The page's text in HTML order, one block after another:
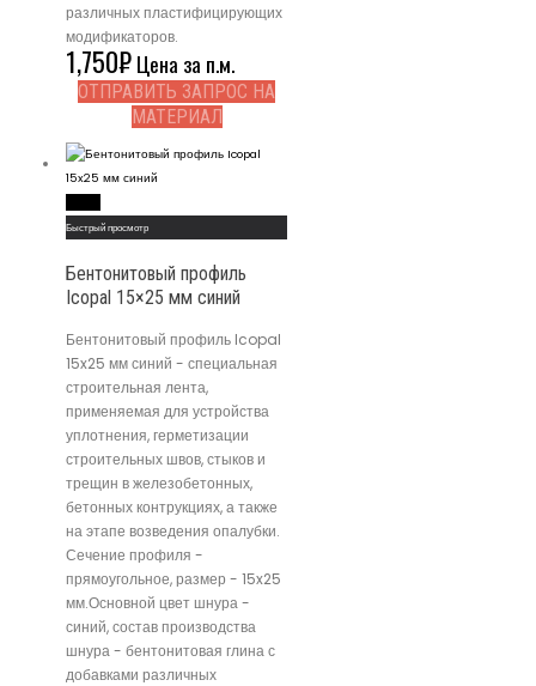
различных пластифицирующих
модификаторов.
1,750₽Цена за п.м.
ОТПРАВИТЬ ЗАПРОС НА
МАТЕРИАЛ
Быстрый просмотр
Бентонитовый профиль
Icopal 15×25 мм синий
Бентонитовый профиль Icopal
15x25 мм синий - специальная
строительная лента,
применяемая для устройства
уплотнения, герметизации
строительных швов, стыков и
трещин в железобетонных,
бетонных контрукциях, а также
на этапе возведения опалубки.
Сечение профиля -
прямоугольное, размер - 15x25
мм.Основной цвет шнура -
синий, состав производства
шнура - бентонитовая глина с
добавками различных